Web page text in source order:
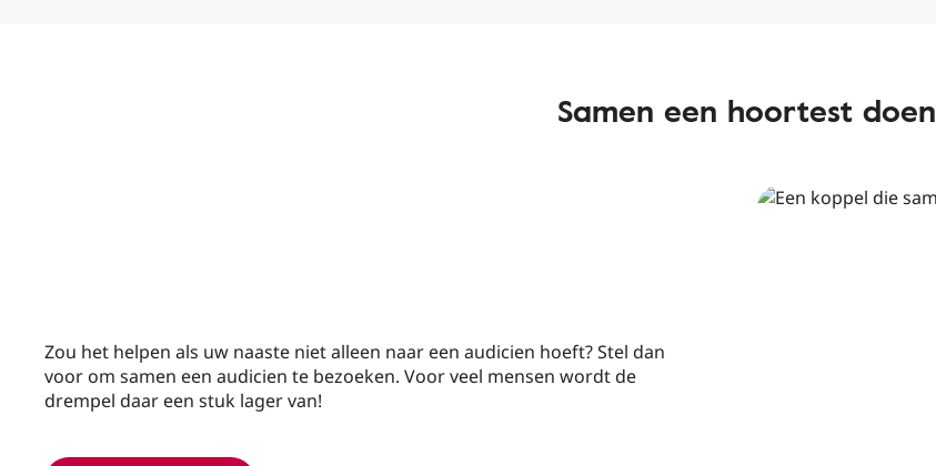
Samen een hoortest doen
Zou het helpen als uw naaste niet alleen naar een audicien hoeft? Stel dan
voor om samen een audicien te bezoeken. Voor veel mensen wordt de
drempel daar een stuk lager van!